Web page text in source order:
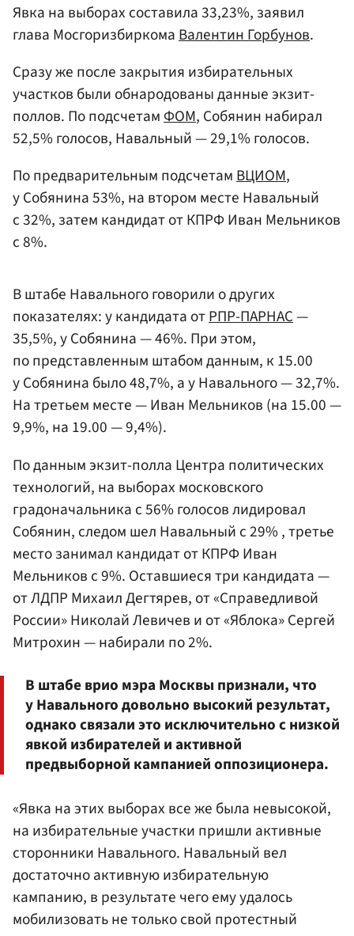
Явка на выборах составила 33,23%, заявил
глава МосгоризбиркомаВалентин Горбунов.
Сразу же после закрытия избирательных
участков были обнародованы данные экзит-
поллов. По подсчетамФОМ, Собянин набирал
52,5% голосов, Навальный — 29,1% голосов.
По предварительным подсчетамВЦИОМ,
у Собянина 53%, на втором месте Навальный
с 32%, затем кандидат от КПРФ Иван Мельников
с 8%.
В штабе Навального говорили о других
показателях: у кандидата отРПР-ПАРНАС—
35,5%, у Собянина — 46%. При этом,
по представленным штабом данным, к 15.00
у Собянина было 48,7%, а у Навального — 32,7%.
На третьем месте — Иван Мельников (на 15.00 —
9,9%, на 19.00 — 9,4%).
По данным экзит-полла Центра политических
технологий, на выборах московского
градоначальника с 56% голосов лидировал
Собянин, следом шел Навальный с 29% , третье
место занимал кандидат от КПРФ Иван
Мельников с 9%. Оставшиеся три кандидата —
от ЛДПР Михаил Дегтярев, от «Справедливой
России» Николай Левичев и от «Яблока» Сергей
Митрохин — набирали по 2%.
В штабе врио мэра Москвы признали, что
у Навального довольно высокий результат,
однако связали это исключительно с низкой
явкой избирателей и активной
предвыборной кампанией оппозиционера.
«Явка на этих выборах все же была невысокой,
на избирательные участки пришли активные
сторонники Навального. Навальный вел
достаточно активную избирательную
кампанию, в результате чего ему удалось
мобилизовать не только свой протестный